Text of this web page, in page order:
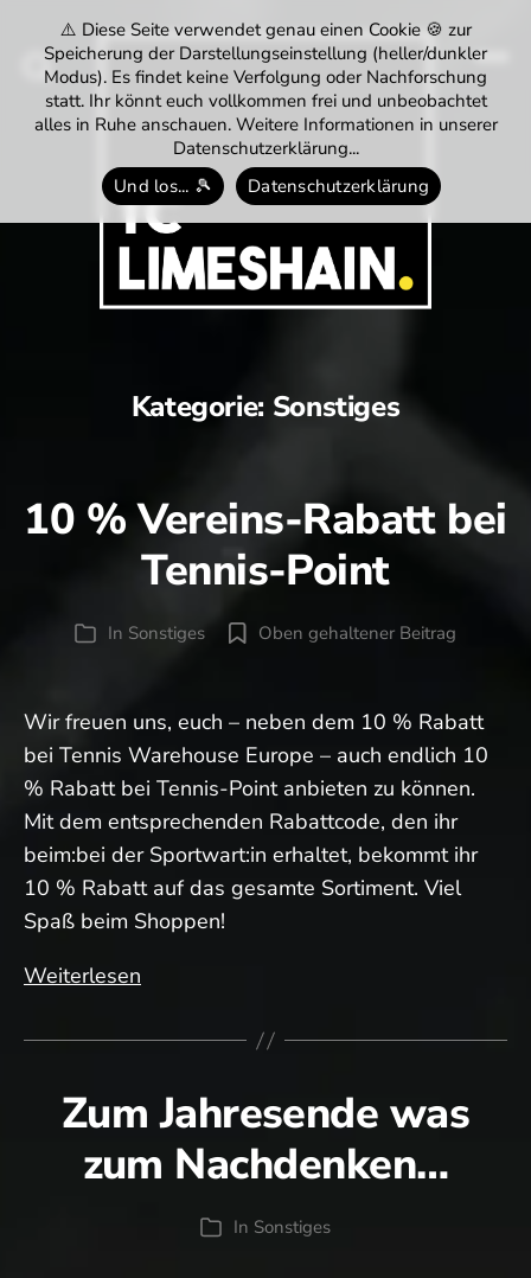
e.V.
Kategorie: Sonstiges
10 % Vereins-Rabatt bei
Tennis-Point
Kategorien
In Sonstiges Oben gehaltener Beitrag
Wir freuen uns, euch – neben dem 10 % Rabatt
bei Tennis Warehouse Europe – auch endlich 10
% Rabatt bei Tennis-Point anbieten zu können.
Mit dem entsprechenden Rabattcode, den ihr
beim:bei der Sportwart:in erhaltet, bekommt ihr
10 % Rabatt auf das gesamte Sortiment. Viel
Spaß beim Shoppen!
Weiterlesen
Vereins-
bei
Tennis-
Point
Zum Jahresende was
zum Nachdenken…
Kategorien
In Sonstiges
⚠️ Diese Seite verwendet genau einen Cookie 🍪 zur
Speicherung der Darstellungseinstellung (heller/dunkler
Modus). Es findet keine Verfolgung oder Nachforschung
statt. Ihr könnt euch vollkommen frei und unbeobachtet
alles in Ruhe anschauen. Weitere Informationen in unserer
Datenschutzerklärung...
Und los... 🎾
Datenschutzerklärung